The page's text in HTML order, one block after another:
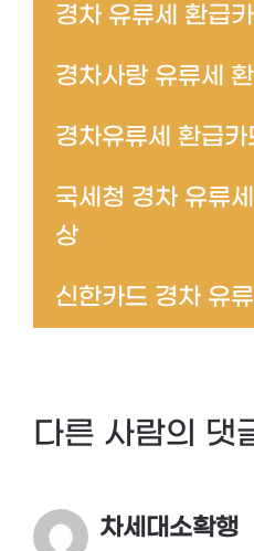
경차 유류세 환급
경차사랑 유류세
경차유류세 환급카
국세청 경차 유류
상
신한카드 경차 유
다른 사람의 댓
차세대소확행